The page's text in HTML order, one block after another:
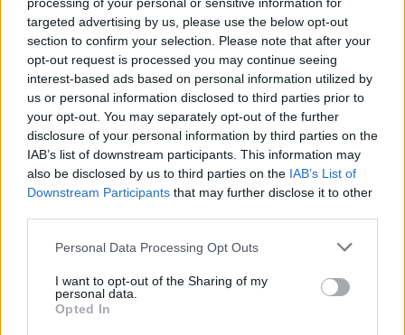
targeted advertising by us, please use the below opt-out
section to confirm your selection. Please note that after your
opt-out request is processed you may continue seeing
interest-based ads based on personal information utilized by
us or personal information disclosed to third parties prior to
your opt-out. You may separately opt-out of the further
disclosure of your personal information by third parties on the
IAB’s list of downstream participants. This information may
also be disclosed by us to third parties on the IAB’s List of
Downstream Participants that may further disclose it to other
Personal Data Processing Opt Outs
I want to opt-out of the Sharing of my
personal data.
Opted In
ΖΥΓΟΣ
Μην νιώσετε τύψεις για τα "ροζ
γυαλιά" σας, τολμήστε να
κοιτάξετε τα πάντα πιο αίσια και
με προοπτική.
ΣΚΟΡΠΙΟΣ
Σημαντική περίοδος για του
περισσότερους από εσάς.